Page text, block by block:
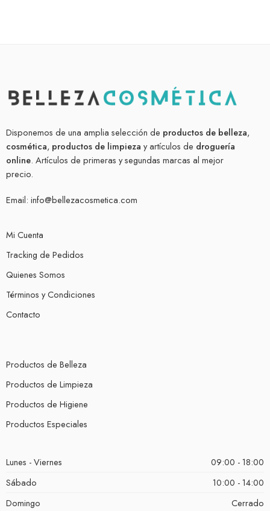
Disponemos de una amplia selección de productos de belleza,
cosmética, productos de limpieza y artículos de droguería
online. Artículos de primeras y segundas marcas al mejor
precio.
Email: info@bellezacosmetica.com
Mi Cuenta
Tracking de Pedidos
Quienes Somos
Términos y Condiciones
Contacto
Productos de Belleza
Productos de Limpieza
Productos de Higiene
Productos Especiales
Lunes - Viernes
09:00 - 18:00
Sábado
10:00 - 14:00
Domingo
Cerrado